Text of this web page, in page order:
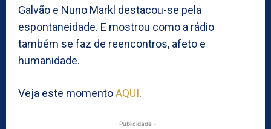
Galvão e Nuno Markl destacou-se pela
espontaneidade. E mostrou como a rádio
também se faz de reencontros, afeto e
humanidade.
Veja este momentoAQUI.
- Publicidade -